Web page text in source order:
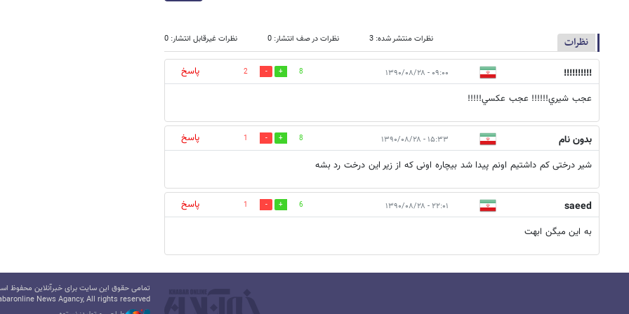
نظرات نظرات منتشر شده: 3 نظرات در صف انتشار: 0 نظرات غیرقابل انتشار: 0
!!!!!!!!!! ۰۹:۰۰ - ۱۳۹۰/۰۸/۲۸ 8
2
پاسخ
عجب شيري!!!!!! عجب عكسي!!!!!
بدون نام ۱۵:۳۳ - ۱۳۹۰/۰۸/۲۸ 8
1
پاسخ
شیر درختی کم داشتیم اونم پیدا شد بیچاره اونی که از زیر این درخت رد بشه
saeed ۲۲:۰۱ - ۱۳۹۰/۰۸/۲۸ 6
1
پاسخ
به این میگن ابهت
تمامی حقوق این سایت برای خبرآنلاین محفوظ
News Agancy, All rights reserved